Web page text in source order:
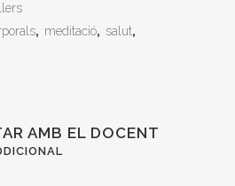
, meditació, salut,
AMB EL DOCENT